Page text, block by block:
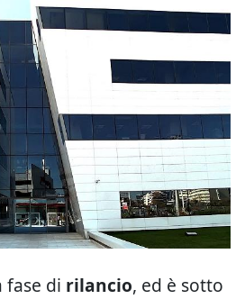
fase di rilancio, ed è sotto